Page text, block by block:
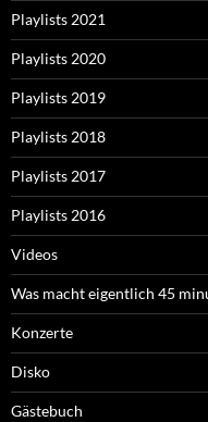
Playlists 2021
Playlists 2020
Playlists 2019
Playlists 2018
Playlists 2017
Playlists 2016
Videos
Was macht eigentlich 45
Konzerte
Disko
Gästebuch